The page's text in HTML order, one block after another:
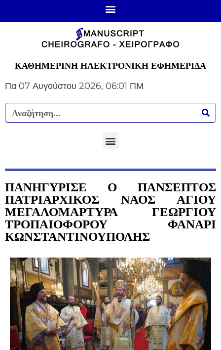
ΚΑΘΗΜΕΡΙΝΗ ΗΛΕΚΤΡΟΝΙΚΗ ΕΦΗΜΕΡΙΔΑ
Πα 07 Αυγούστου 2026, 06:01 ΠΜ
ΠΑΝΗΓΥΡΙΣΕ Ο ΠΑΝΣΕΠΤΟΣ
ΠΑΤΡΙΑΡΧΙΚΟΣ ΝΑΟΣ ΑΓΙΟΥ
ΜΕΓΑΛΟΜΑΡΤΥΡΑ ΓΕΩΡΓΙΟΥ
ΤΡΟΠΑΙΟΦΟΡΟΥ ΦΑΝΑΡΙ
ΚΩΝΣΤΑΝΤΙΝΟΥΠΟΛΗΣ